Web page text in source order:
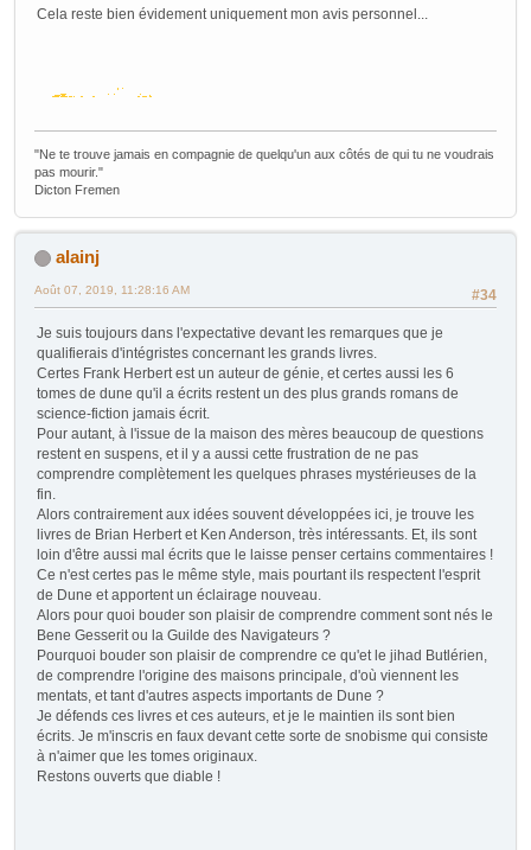
Cela reste bien évidement uniquement mon avis personnel...
"Ne te trouve jamais en compagnie de quelqu'un aux côtés de qui tu ne voudrais
pas mourir."
Dicton Fremen
alainj
#34
Août 07, 2019, 11:28:16 AM
Je suis toujours dans l'expectative devant les remarques que je
qualifierais d'intégristes concernant les grands livres.
Certes Frank Herbert est un auteur de génie, et certes aussi les 6
tomes de dune qu'il a écrits restent un des plus grands romans de
science-fiction jamais écrit.
Pour autant, à l'issue de la maison des mères beaucoup de questions
restent en suspens, et il y a aussi cette frustration de ne pas
comprendre complètement les quelques phrases mystérieuses de la
fin.
Alors contrairement aux idées souvent développées ici, je trouve les
livres de Brian Herbert et Ken Anderson, très intéressants. Et, ils sont
loin d'être aussi mal écrits que le laisse penser certains commentaires !
Ce n'est certes pas le même style, mais pourtant ils respectent l'esprit
de Dune et apportent un éclairage nouveau.
Alors pour quoi bouder son plaisir de comprendre comment sont nés le
Bene Gesserit ou la Guilde des Navigateurs ?
Pourquoi bouder son plaisir de comprendre ce qu'et le jihad Butlérien,
de comprendre l'origine des maisons principale, d'où viennent les
mentats, et tant d'autres aspects importants de Dune ?
Je défends ces livres et ces auteurs, et je le maintien ils sont bien
écrits. Je m'inscris en faux devant cette sorte de snobisme qui consiste
à n'aimer que les tomes originaux.
Restons ouverts que diable !